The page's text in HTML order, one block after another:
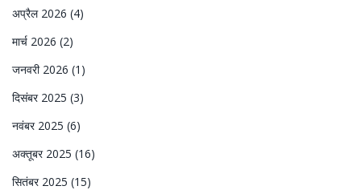
अप्रैल 2026 (4)
मार्च 2026 (2)
जनवरी 2026 (1)
दिसंबर 2025 (3)
नवंबर 2025 (6)
अक्तूबर 2025 (16)
सितंबर 2025 (15)